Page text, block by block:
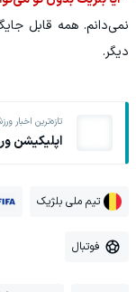
نمی‌دانم. همه قابل
دیگر.
تازه‌ترین اخبار
اپلیکیشن
تیم ملی بلژیک
فوتبال